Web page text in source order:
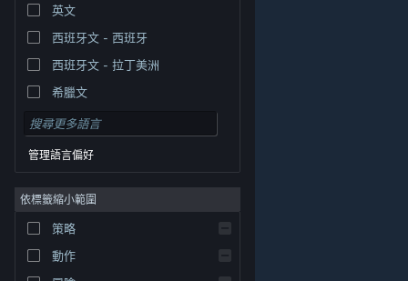
權人在美國與其它國家（地區）之財產。
Cookie
英文
西班牙文 - 西班牙
西班牙文 - 拉丁美洲
希臘文
管理語言偏好
依標籤縮小範圍
策略
動作